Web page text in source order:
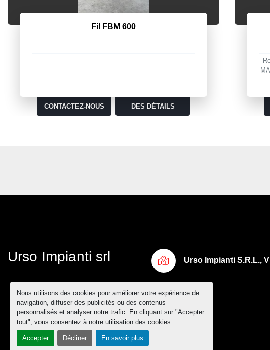
Nous utilisons des cookies pour améliorer votre expérience de
navigation, diffuser des publicités ou des contenus
personnalisés et analyser notre trafic. En cliquant sur "Accepter
tout", vous consentez à notre utilisation des cookies.
Accepter Décliner En savoir plus
Maievica BRB 7530
CONTACTEZ-NOUS DES DÉTAILS
Urso Impianti srl Urso Impianti S.R.L.,